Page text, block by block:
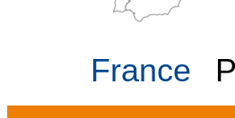
France